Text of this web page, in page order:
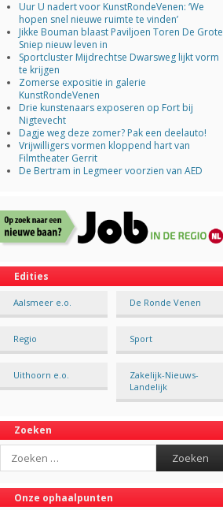
Uur U nadert voor KunstRondeVenen: ‘We
hopen snel nieuwe ruimte te vinden’
Jikke Bouman blaast Paviljoen Toren De Grote
Sniep nieuw leven in
Sportcluster Mijdrechtse Dwarsweg lijkt vorm
te krijgen
Zomerse expositie in galerie
KunstRondeVenen
Drie kunstenaars exposeren op Fort bij
Nigtevecht
Dagje weg deze zomer? Pak een deelauto!
Vrijwilligers vormen kloppend hart van
Filmtheater Gerrit
De Bertram in Legmeer voorzien van AED
Edities
Aalsmeer e.o. De Ronde Venen
Regio Sport
Uithoorn e.o.
Zakelijk-Nieuws-
Landelijk
Zoeken
Search
Onze ophaalpunten